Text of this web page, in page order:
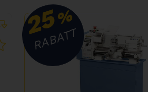
25%
RABATT